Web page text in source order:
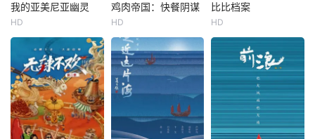
我的亚美尼亚幽灵
HD
鸡肉帝国：快餐阴谋
HD
比比档案
HD